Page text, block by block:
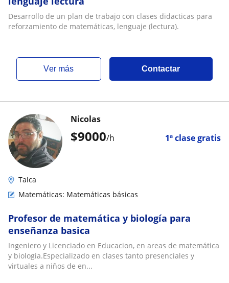
Desarrollo de un plan de trabajo con clases didacticas para
reforzamiento de matemáticas, lenguaje (lectura).
ver más Contactar
$9000/h 1ª clase gratis
Nicolas
Talca
Matemáticas: Matemáticas básicas
Profesor de matemática y biología para
enseñanza basica
Ingeniero y Licenciado en Educacion, en areas de matemática
y biologia.Especializado en clases tanto presenciales y
virtuales a niños de en...